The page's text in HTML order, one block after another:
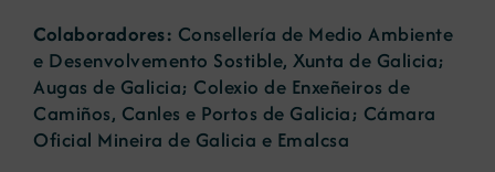
Colaboradores: Consellería de Medio Ambiente
e Desenvolvemento Sostible, Xunta de Galicia;
Augas de Galicia; Colexio de Enxeñeiros de
Camiños, Canles e Portos de Galicia; Cámara
Oficial Mineira de Galicia e Emalcsa